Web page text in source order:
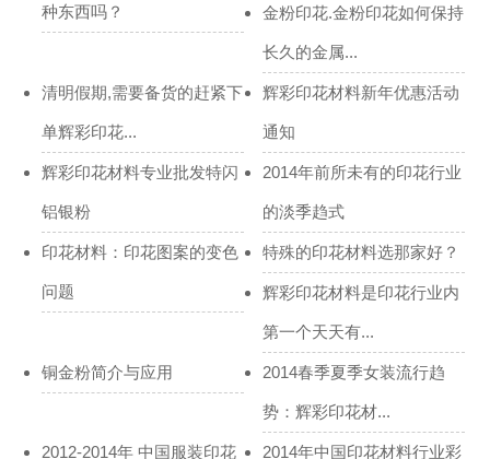
种东西吗？ 金粉印花.金粉印花如何保持
长久的金属...
清明假期,需要备货的赶紧下
单辉彩印花...
辉彩印花材料新年优惠活动
通知
辉彩印花材料专业批发特闪
铝银粉
2014年前所未有的印花行业
的淡季趋式
印花材料：印花图案的变色
问题
特殊的印花材料选那家好？
辉彩印花材料是印花行业内
第一个天天有...
铜金粉简介与应用 2014春季夏季女装流行趋
势：辉彩印花材...
2012-2014年 中国服装印花 2014年中国印花材料行业彩